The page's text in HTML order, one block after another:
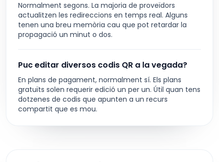
Normalment segons. La majoria de proveïdors
actualitzen les redireccions en temps real. Alguns
tenen una breu memòria cau que pot retardar la
propagació un minut o dos.
Puc editar diversos codis QR a la vegada?
En plans de pagament, normalment sí. Els plans
gratuïts solen requerir edició un per un. Útil quan tens
dotzenes de codis que apunten a un recurs
compartit que es mou.